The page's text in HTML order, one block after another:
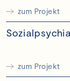
zum Projekt
zum Projekt